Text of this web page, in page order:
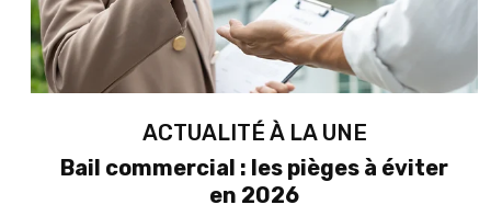
ACTUALITÉ À LA UNE
Bail commercial : les pièges à éviter
en 2026